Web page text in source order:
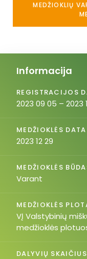
MEDŽIOKLIŲ
Informacija
REGISTRACIJOS
2023 09 05 – 2023
MEDŽIOKLĖS DATA
2023 12 29
MEDŽIOKLĖS
Varant
MEDŽIOKLĖS
VĮ Valstybinių
medžioklės
DALYVIŲ SKAIČIUS